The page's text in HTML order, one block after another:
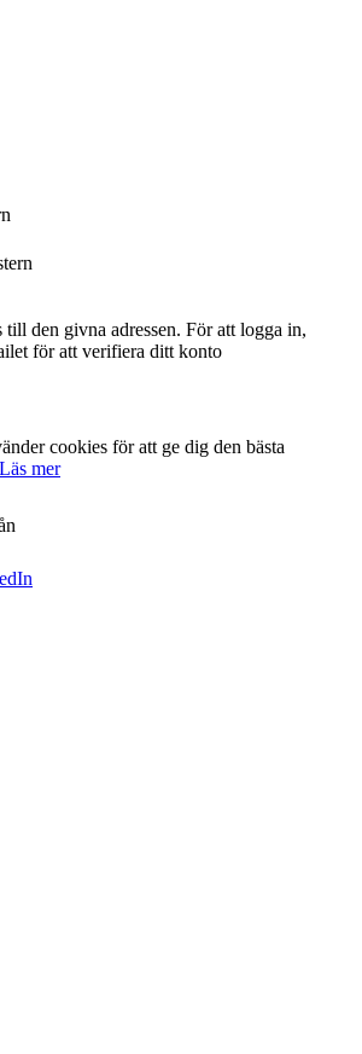
den givna adressen. För att logga in,
för att verifiera ditt konto
cookies för att ge dig den bästa
Läs mer